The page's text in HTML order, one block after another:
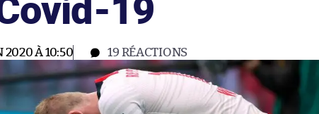
2020 À 10:50 19 RÉACTIONS